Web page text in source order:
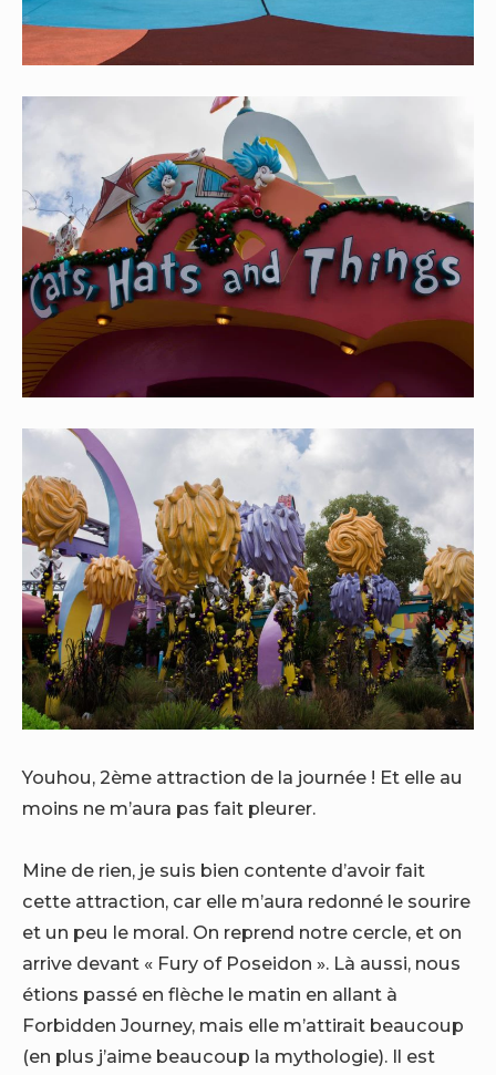
Youhou, 2ème attraction de la journée ! Et elle au
moins ne m’aura pas fait pleurer.
Mine de rien, je suis bien contente d’avoir fait
cette attraction, car elle m’aura redonné le sourire
et un peu le moral. On reprend notre cercle, et on
arrive devant « Fury of Poseidon ». Là aussi, nous
étions passé en flèche le matin en allant à
Forbidden Journey, mais elle m’attirait beaucoup
(en plus j’aime beaucoup la mythologie). Il est